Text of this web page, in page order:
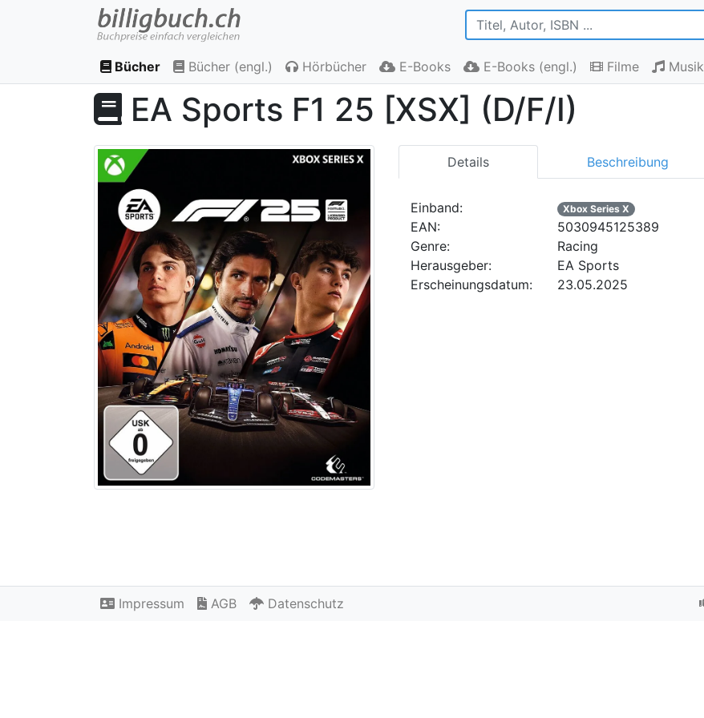
Bücher Bücher (engl.) Hörbücher E-Books E-Books (engl.) Filme Musik
EA Sports F1 25 [XSX] (D/F/I)
Details Beschreibung
Einband: Xbox Series X
EAN:
5030945125389
Genre:
Racing
Herausgeber:
EA Sports
Erscheinungsdatum:
23.05.2025
Impressum AGB Datenschutz